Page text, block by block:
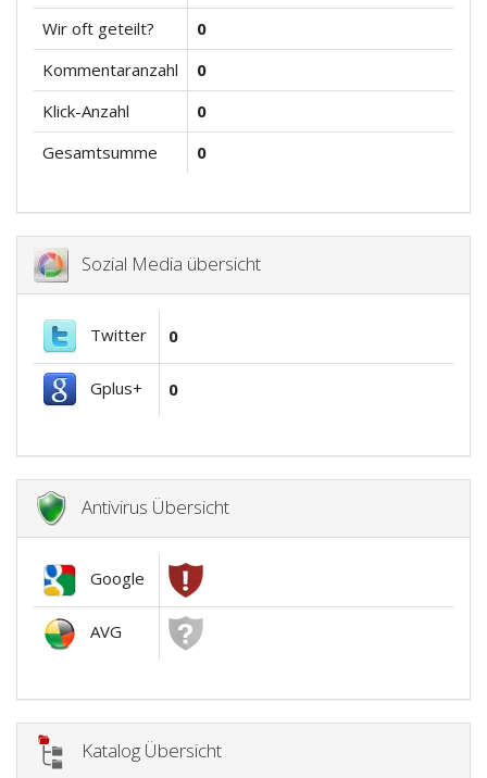
Wir oft geteilt?
0
Kommentaranzahl
0
Klick-Anzahl
0
Gesamtsumme
0
Sozial Media übersicht
Twitter 0
Gplus+ 0
Antivirus Übersicht
Google
AVG
Katalog Übersicht